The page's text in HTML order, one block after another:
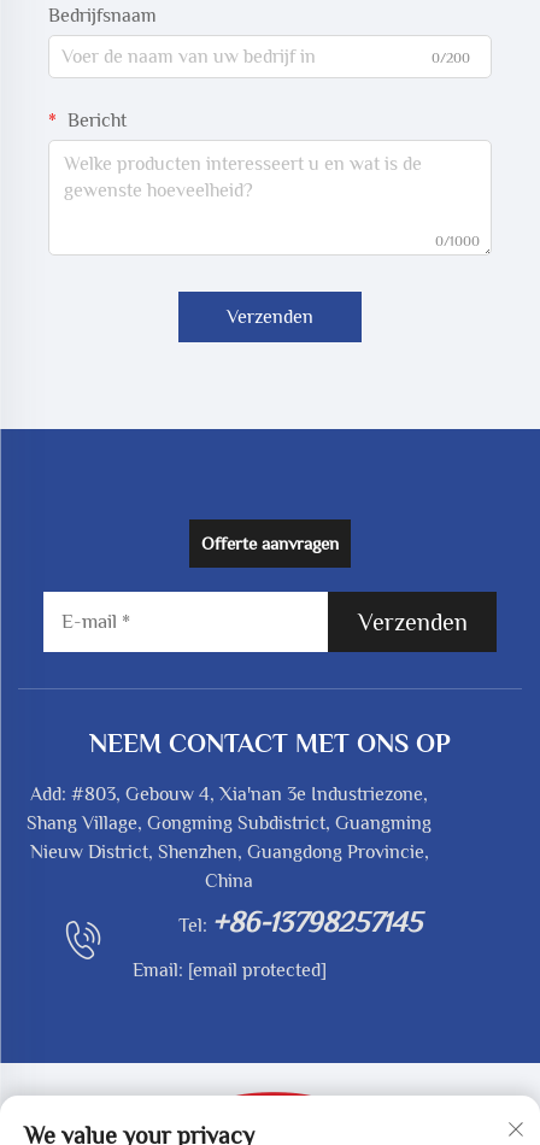
Bedrijfsnaam
0/200
Bericht
0/1000
Verzenden
Offerte aanvragen
Verzenden
NEEM CONTACT MET ONS OP
Add: #803, Gebouw 4, Xia'nan 3e Industriezone,
Shang Village, Gongming Subdistrict, Guangming
Nieuw District, Shenzhen, Guangdong Provincie,
China
Tel: +86-13798257145
Email: [email protected]
We value your privacy